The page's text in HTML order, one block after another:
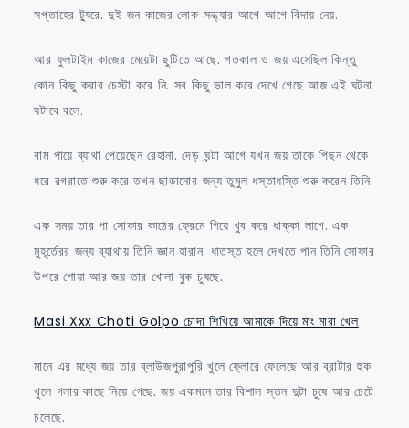
সপ্তাহের ট্যুরে. দুই জন কাজের লোক সন্ধ্যার আগে আগে বিদায় নেয়.
আর ফুলটাইম কাজের মেয়েটা ছুটিতে আছে. গতকাল ও জয় এসেছিল কিন্তু
কোন কিছু করার চেস্টা করে নি. সব কিছু ভাল করে দেখে গেছে আজ এই ঘটনা
ঘটাবে বলে.
বাম পায়ে ব্যাথা পেয়েছেন রেহানা. দেড় ঘন্টা আগে যখন জয় তাকে পিছন থেকে
ধরে রগরাতে শুরু করে তখন ছাড়ানোর জন্য তুমুল ধস্তাধস্তি শুরু করেন তিনি.
এক সময় তার পা সোফার কাঠের ফ্রেমে গিয়ে খুব করে ধাক্কা লাগে. এক
মুহূর্তেরর জন্য ব্যাথায় তিনি জ্ঞান হারান. ধাতস্ত হলে দেখতে পান তিনি সোফার
উপরে শোয়া আর জয় তার খোলা বুক চুষছে.
Masi Xxx Choti Golpo চোদা শিখিয়ে আমাকে দিয়ে মাং মারা খেল
মানে এর মধ্যে জয় তার ব্লাউজপুরাপুরি খুলে ফ্লোরে ফেলেছে আর ব্রাটার হুক
খুলে গলার কাছে নিয়ে গেছে. জয় একমনে তার বিশাল স্তন দুটা চুষে আর চেটে
চলেছে.